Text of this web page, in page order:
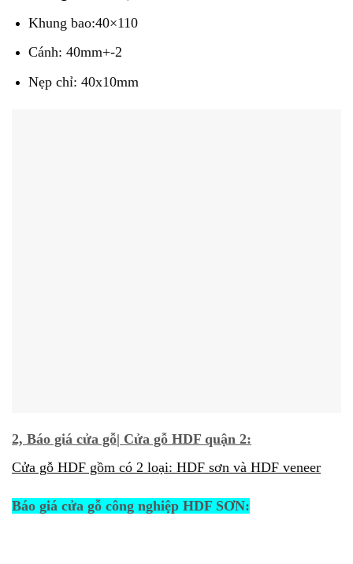
Khung bao:40×110
Cánh: 40mm+-2
Nẹp chỉ: 40x10mm
2, Báo giá cửa gỗ| Cửa gỗ HDF quận 2:
Cửa gỗ HDF gồm có 2 loại: HDF sơn và HDF veneer
Báo giá cửa gỗ công nghiệp HDF SƠN: